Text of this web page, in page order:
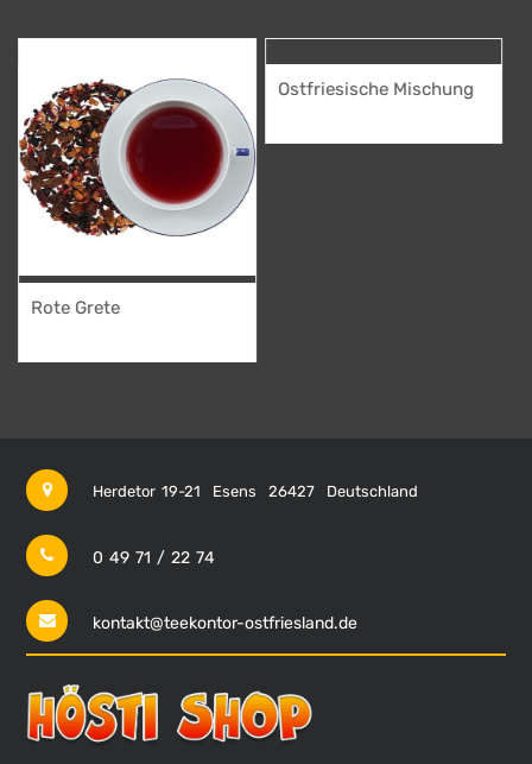
Rote Grete
Ostfriesische Mischung
Herdetor 19-21 Esens 26427 Deutschland
0 49 71 / 22 74
kontakt@teekontor-ostfriesland.de